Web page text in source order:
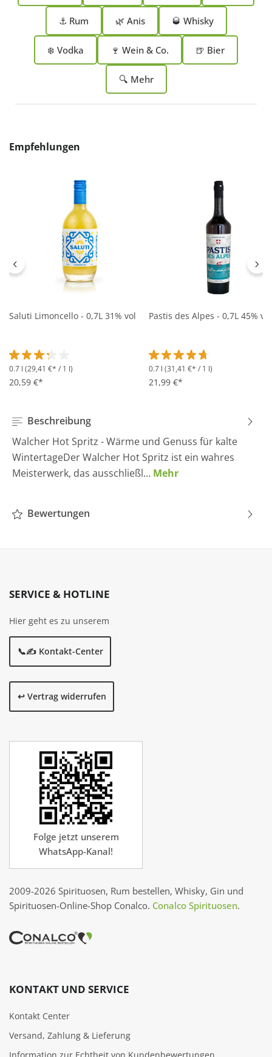
⚓ Rum 🌿 Anis 🥃 Whisky
❄️ Vodka 🍷 Wein & Co. 🍺 Bier
🔍 Mehr
Produktgalerie überspringen
Empfehlungen
Saluti Limoncello - 0,7L 31% vol
Durchschnittliche Bewertung von 3.2 von 5 Sternen
0.7 l (29,41 €* / 1 l)
20,59 €*
Pastis des Alpes - 0,7L 45% vol
Durchschnittliche
0.7 l (31,41 €* / 1 l)
21,99 €*
Beschreibung
Walcher Hot Spritz - Wärme und Genuss für kalte
WintertageDer Walcher Hot Spritz ist ein wahres
Meisterwerk, das ausschließl… Mehr
Bewertungen
SERVICE & HOTLINE
Hier geht es zu unserem
📞✍️ Kontakt-Center
↩️ Vertrag widerrufen
Folge jetzt unserem
WhatsApp-Kanal!
2009-2026 Spirituosen, Rum bestellen, Whisky, Gin und
Spirituosen-Online-Shop Conalco. Conalco Spirituosen.
KONTAKT UND SERVICE
Kontakt Center
Versand, Zahlung & Lieferung